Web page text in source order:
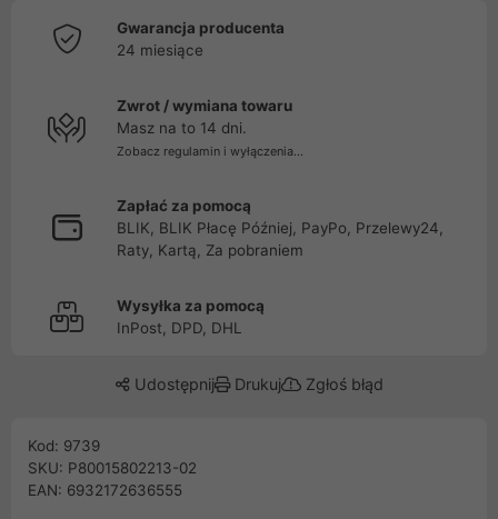
Gwarancja producenta
24 miesiące
Zwrot / wymiana towaru
Masz na to 14 dni.
Zobacz regulamin i wyłączenia...
Zapłać za pomocą
BLIK, BLIK Płacę Później, PayPo, Przelewy24,
Raty, Kartą, Za pobraniem
Wysyłka za pomocą
InPost, DPD, DHL
Udostępnij Drukuj Zgłoś błąd
Kod: 9739
SKU: P80015802213-02
EAN: 6932172636555